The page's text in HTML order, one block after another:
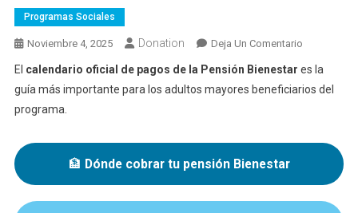
Programas Sociales
Noviembre 4, 2025 Donation Deja Un ComentarioEn
El calendario oficial de pagos de la Pensión Bienestar es la
guía más importante para los adultos mayores beneficiarios del
programa.
🏦 Dónde cobrar tu pensión Bienestar